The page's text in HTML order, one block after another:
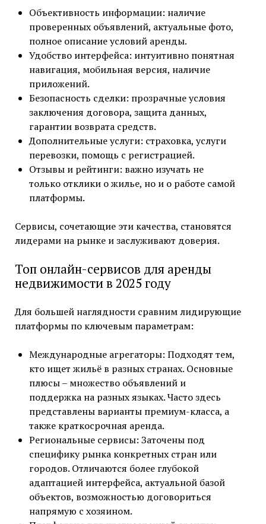
Объективность информации: наличие
проверенных объявлений, актуальные фото,
полное описание условий аренды.
Удобство интерфейса: интуитивно понятная
навигация, мобильная версия, наличие
приложений.
Безопасность сделки: прозрачные условия
заключения договора, защита данных,
гарантии возврата средств.
Дополнительные услуги: страховка, услуги
перевозки, помощь с регистрацией.
Отзывы и рейтинги: важно изучать не
только отклики о жилье, но и о работе самой
платформы.
Сервисы, сочетающие эти качества, становятся
лидерами на рынке и заслуживают доверия.
Топ онлайн-сервисов для аренды
недвижимости в 2025 году
Для большей наглядности сравним лидирующие
платформы по ключевым параметрам:
Международные агрегаторы: Подходят тем,
кто ищет жильё в разных странах. Основные
плюсы – множество объявлений и
поддержка на разных языках. Часто здесь
представлены варианты премиум-класса, а
также краткосрочная аренда.
Региональные сервисы: Заточены под
специфику рынка конкретных стран или
городов. Отличаются более глубокой
адаптацией интерфейса, актуальной базой
объектов, возможностью договориться
напрямую с хозяином.